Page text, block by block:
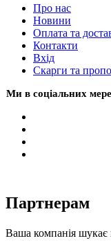
Про нас
Новини
Оплата та
Контакти
Вхiд
Скарги та
Ми в соціальних
Партнерам
Ваша компанія шукає